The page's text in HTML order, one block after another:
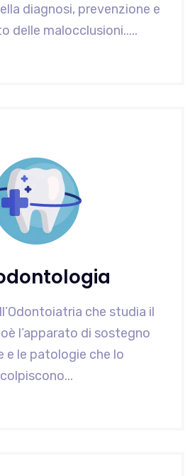
diagnosi, prevenzione e
delle malocclusioni.....
che studia il
l’apparato di sostegno
e le patologie che lo
colpiscono...